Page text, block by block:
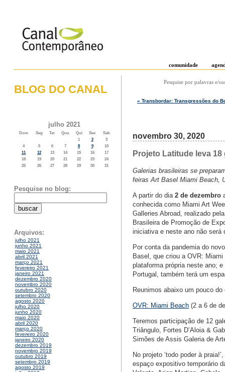
comunidade
BLOG DO CANAL
julho 2021
Dom Seg Ter Qua Qui Sex
Sab
1
2
3
4
5 6 7 8 9
10
11
12 13 14 15 16
17
18
19 20 21 22 23
24
25
26 27 28 29 30 31
Pesquise no blog:
Arquivos:
julho 2021
junho 2021
maio 2021
abril 2021
março 2021
fevereiro 2021
janeiro 2021
dezembro 2020
novembro 2020
outubro 2020
setembro 2020
agosto 2020
julho 2020
junho 2020
maio 2020
abril 2020
março 2020
fevereiro 2020
janeiro 2020
dezembro 2019
novembro 2019
outubro 2019
setembro 2019
agosto 2019
Pesquise por palavras e/
« Transbordar: Transgressões do
novembro 30, 2020
Projeto Latitude leva 18
Galerias brasileiras se
feiras Art Basel Miami Beach,
A partir do dia 2 de dezembro
conhecida como Miami Art
Galleries Abroad, realizado
Brasileira de Promoção de
iniciativa e neste ano não será
Por conta da pandemia do
Basel, que criou a OVR:
plataforma própria neste ano;
Portugal, também terá um
Reunimos abaixo um pouco
OVR: Miami Beach (2 a 6 de
Teremos participação de 12
Triângulo, Fortes D’Aloia &
Simões de Assis Galeria de
No projeto ‘todo poder à
espaço expositivo temporário